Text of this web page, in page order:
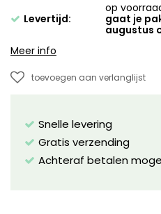
Levertijd:
op
gaat je
augustus
Meer info
toevoegen aan verlanglijst
Snelle levering
Gratis verzending
Achteraf betalen